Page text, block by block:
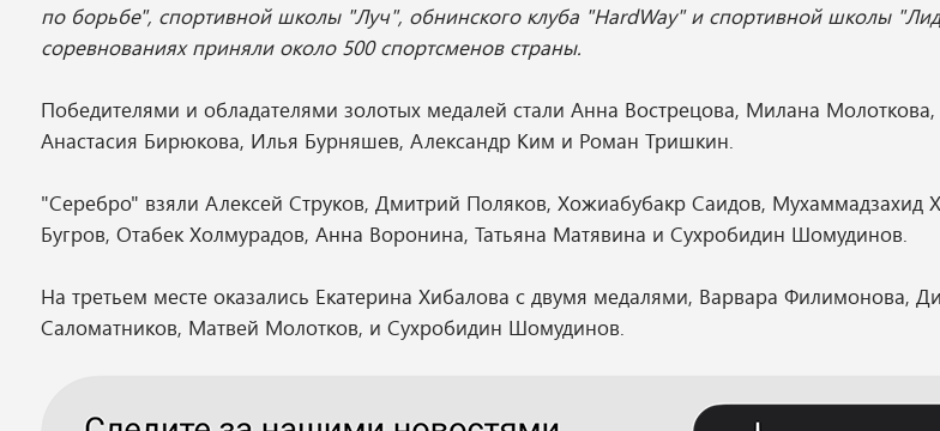
по борьбе", спортивной школы "Луч", обнинского клуба "HardWay" и спортивной школы
соревнованиях приняли около 500 спортсменов страны.
Победителями и обладателями золотых медалей стали Анна Вострецова, Милана
Анастасия Бирюкова, Илья Бурняшев, Александр Ким и Роман Тришкин.
"Серебро" взяли Алексей Струков, Дмитрий Поляков, Хожиабубакр Саидов, Мухаммадзахид
Бугров, Отабек Холмурадов, Анна Воронина, Татьяна Матявина и Сухробидин Шомудинов.
На третьем месте оказались Екатерина Хибалова с двумя медалями, Варвара Филимонова,
Саломатников, Матвей Молотков, и Сухробидин Шомудинов.